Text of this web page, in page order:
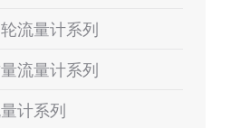
流量计系列
流量计系列
计系列